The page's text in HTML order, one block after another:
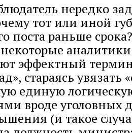
нередко
тот или иной
поста раньше
эффектный
стараясь увязать
единую
вроде уголовных
(и такое